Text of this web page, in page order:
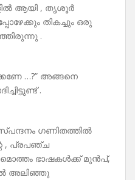
ആയി , തൃശൂർ
തികച്ചും ഒരു
.
…?” അങ്ങനെ
.
ഗണിതത്തിൽ
, പ്രപഞ്ച
ഭാഷകൾക്ക് മുൻപ്,
അലിഞ്ഞു